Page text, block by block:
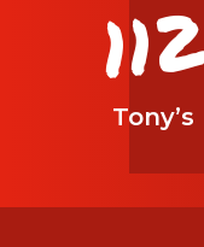
116
Tony’s